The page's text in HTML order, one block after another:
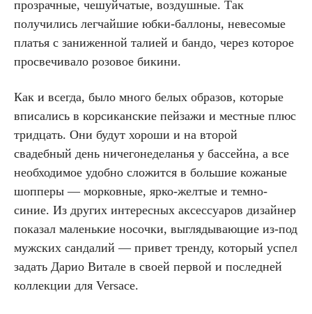
прозрачные, чешуйчатые, воздушные. Так
получились легчайшие юбки-баллоны, невесомые
платья с заниженной талией и бандо, через которое
просвечивало розовое бикини.
Как и всегда, было много белых образов, которые
вписались в корсиканские пейзажи и местные плюс
тридцать. Они будут хороши и на второй
свадебный день ничегонеделанья у бассейна, а все
необходимое удобно сложится в большие кожаные
шопперы — морковные, ярко-желтые и темно-
синие. Из других интересных аксессуаров дизайнер
показал маленькие носочки, выглядывающие из-под
мужских сандалий — привет тренду, который успел
задать Дарио Витале в своей первой и последней
коллекции для Versace.